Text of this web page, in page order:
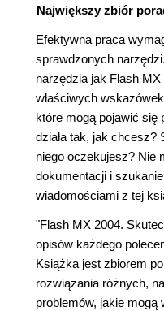
Największy zbiór
Efektywna praca
sprawdzonych
narzędzia jak Flash
właściwych
które mogą pojawić się
działa tak, jak chcesz?
niego oczekujesz? Nie
dokumentacji i
wiadomościami z tej
"Flash MX 2004.
opisów każdego
Książka jest zbiorem
rozwiązania różnych,
problemów, jakie